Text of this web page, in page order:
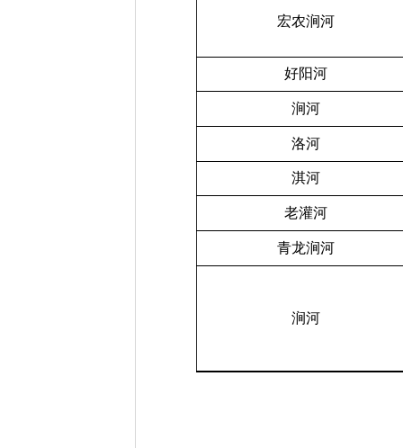
宏农涧河
好阳河
涧河
洛河
淇河
老灌河
青龙涧河
涧河